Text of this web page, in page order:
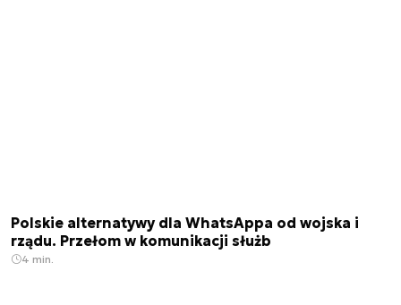
Polskie alternatywy dla WhatsAppa od wojska i
rządu. Przełom w komunikacji służb
4 min.